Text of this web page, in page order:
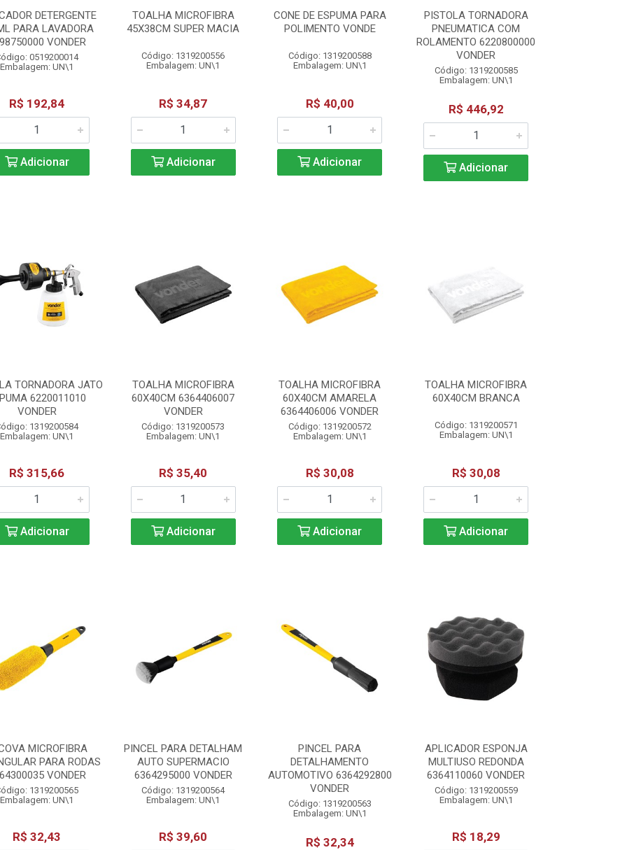
DETERGENTE
PARA LAVADORA
VONDER
0519200014
Embalagem: UN\1
R$ 192,84
Adicionar
TOALHA MICROFIBRA
45X38CM SUPER MACIA
Código: 1319200556
Embalagem: UN\1
R$ 34,87
Adicionar
CONE DE ESPUMA PARA
POLIMENTO VONDE
Código: 1319200588
Embalagem: UN\1
R$ 40,00
Adicionar
PISTOLA TORNADORA
PNEUMATICA COM
ROLAMENTO 6220800000
VONDER
Código: 1319200585
Embalagem: UN\1
R$ 446,92
Adicionar
TORNADORA JATO
6220011010
VONDER
1319200584
Embalagem: UN\1
R$ 315,66
Adicionar
TOALHA MICROFIBRA
60X40CM 6364406007
VONDER
Código: 1319200573
Embalagem: UN\1
R$ 35,40
Adicionar
TOALHA MICROFIBRA
60X40CM AMARELA
6364406006 VONDER
Código: 1319200572
Embalagem: UN\1
R$ 30,08
Adicionar
TOALHA MICROFIBRA
60X40CM BRANCA
Código: 1319200571
Embalagem: UN\1
R$ 30,08
Adicionar
MICROFIBRA
PARA RODAS
VONDER
1319200565
Embalagem: UN\1
R$ 32,43
PINCEL PARA DETALHAM
AUTO SUPERMACIO
6364295000 VONDER
Código: 1319200564
Embalagem: UN\1
R$ 39,60
PINCEL PARA
DETALHAMENTO
AUTOMOTIVO 6364292800
VONDER
Código: 1319200563
Embalagem: UN\1
R$ 32,34
APLICADOR ESPONJA
MULTIUSO REDONDA
6364110060 VONDER
Código: 1319200559
Embalagem: UN\1
R$ 18,29